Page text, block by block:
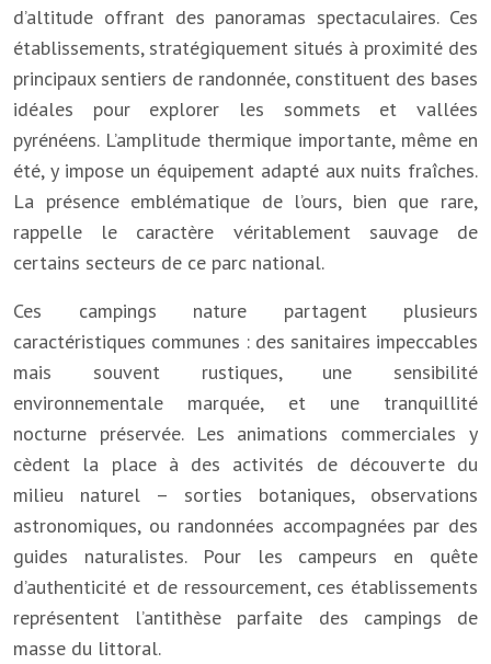
d’altitude offrant des panoramas spectaculaires. Ces
établissements, stratégiquement situés à proximité des
principaux sentiers de randonnée, constituent des bases
idéales pour explorer les sommets et vallées
pyrénéens. L’amplitude thermique importante, même en
été, y impose un équipement adapté aux nuits fraîches.
La présence emblématique de l’ours, bien que rare,
rappelle le caractère véritablement sauvage de
certains secteurs de ce parc national.
Ces campings nature partagent plusieurs
caractéristiques communes : des sanitaires impeccables
mais souvent rustiques, une sensibilité
environnementale marquée, et une tranquillité
nocturne préservée. Les animations commerciales y
cèdent la place à des activités de découverte du
milieu naturel – sorties botaniques, observations
astronomiques, ou randonnées accompagnées par des
guides naturalistes. Pour les campeurs en quête
d’authenticité et de ressourcement, ces établissements
représentent l’antithèse parfaite des campings de
masse du littoral.